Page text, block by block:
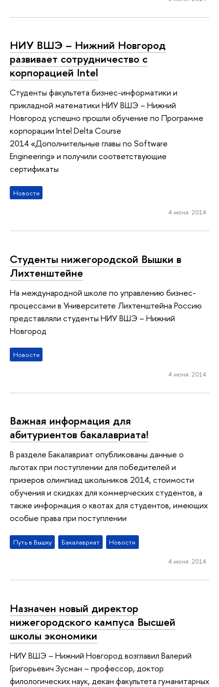
НИУ ВШЭ – Нижний Новгород
развивает сотрудничество с
корпорацией Intel
Студенты факультета бизнес-информатики и
прикладной математики НИУ ВШЭ – Нижний
Новгород успешно прошли обучение по Программе
корпорации Intel Delta Course
2014 «Дополнительные главы по Software
Engineering» и получили соответствующие
сертификаты
Новости
4 июня 2014
Студенты нижегородской Вышки в
Лихтенштейне
На международной школе по управлению бизнес-
процессами в Университете Лихтенштейна Россию
представляли студенты НИУ ВШЭ – Нижний
Новгород
Новости
4 июня 2014
Важная информация для
абитуриентов бакалавриата!
В разделе Бакалавриат опубликованы данные о
льготах при поступлении для победителей и
призеров олимпиад школьников 2014, стоимости
обучения и скидках для коммерческих студентов, а
также информация о квотах для студентов, имеющих
особые права при поступлении
Путь в Вышку Бакалавриат Новости
4 июня 2014
Назначен новый директор
нижегородского кампуса Высшей
школы экономики
НИУ ВШЭ – Нижний Новгород возглавил Валерий
Григорьевич Зусман – профессор, доктор
филологических наук, декан факультета гуманитарных